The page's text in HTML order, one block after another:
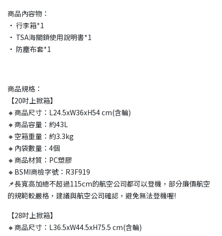
商品內容物：
• 行李箱*1
• TSA海關鎖使用說明書*1
• 防塵布套*1
商品規格：
【20吋上掀箱】
🔸商品尺寸：L24.5xW36xH54 cm(含輪)
🔸商品容量：約43L
🔸空箱重量：約3.3kg
🔸內袋數量：4個
🔸商品材質：PC塑膠
🔸BSMI商檢字號：R3F919
📌長寬高加總不超過115cm的航空公司都可以登機，部分廉價航空
的規範較嚴格，建議與航空公司確認，避免無法登機喔!
【28吋上掀箱】
🔸商品尺寸：L36.5xW44.5xH75.5 cm(含輪)